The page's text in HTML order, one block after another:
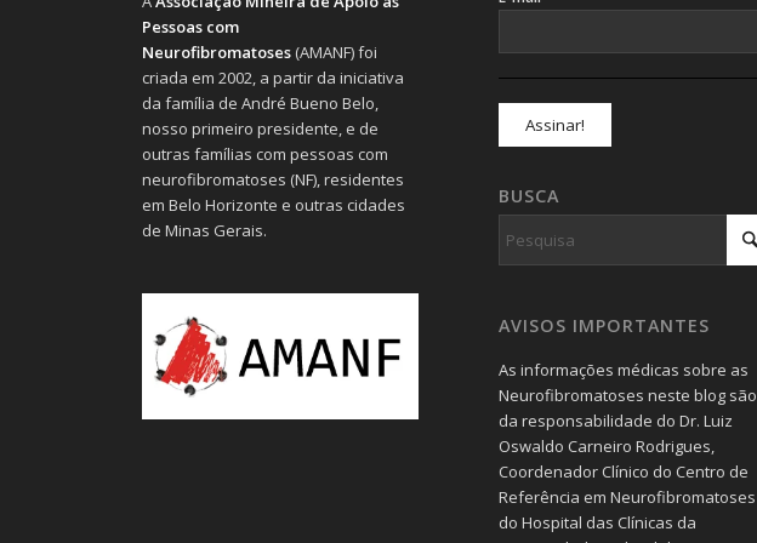
Pessoas com
Neurofibromatoses (AMANF) foi
criada em 2002, a partir da iniciativa
da família de André Bueno Belo,
nosso primeiro presidente, e de
outras famílias com pessoas com
neurofibromatoses (NF), residentes
em Belo Horizonte e outras cidades
de Minas Gerais.
BUSCA
AVISOS IMPORTANTES
As informações médicas sobre as
Neurofibromatoses neste blog são
da responsabilidade do Dr. Luiz
Oswaldo Carneiro Rodrigues,
Coordenador Clínico do Centro de
Referência em Neurofibromatoses
do Hospital das Clínicas da